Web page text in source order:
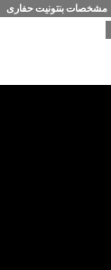
مشخصات بنتونیت حفاری